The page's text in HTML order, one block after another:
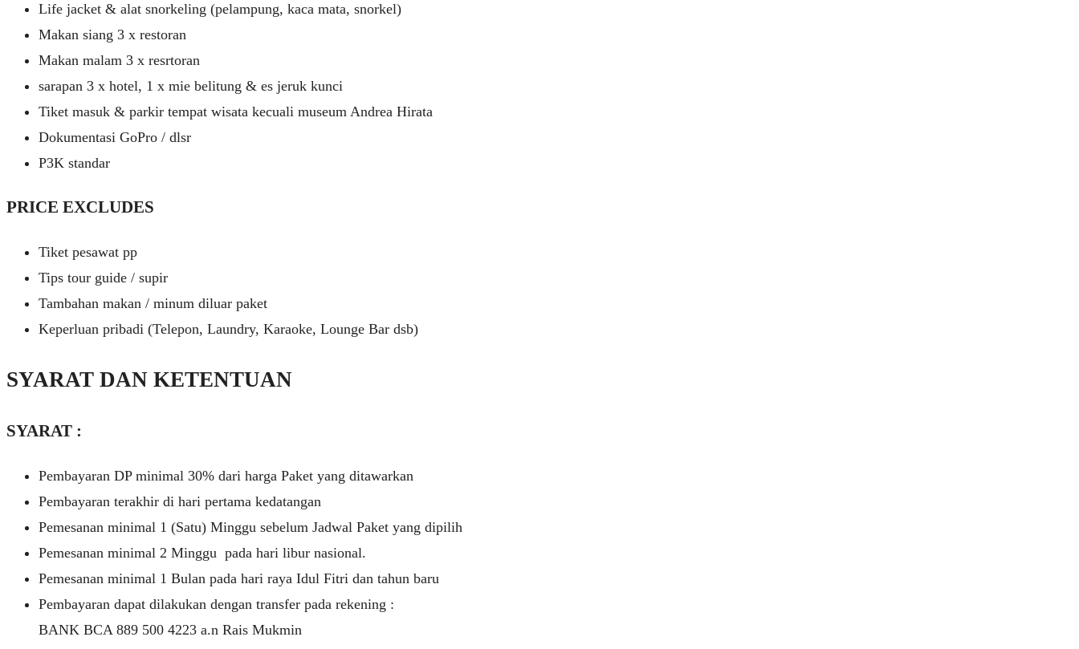
Life jacket & alat snorkeling (pelampung, kaca mata, snorkel)
Makan siang 3 x restoran
Makan malam 3 x resrtoran
sarapan 3 x hotel, 1 x mie belitung & es jeruk kunci
Tiket masuk & parkir tempat wisata kecuali museum Andrea Hirata
Dokumentasi GoPro / dlsr
P3K standar
PRICE EXCLUDES
Tiket pesawat pp
Tips tour guide / supir
Tambahan makan / minum diluar paket
Keperluan pribadi (Telepon, Laundry, Karaoke, Lounge Bar dsb)
SYARAT DAN KETENTUAN
SYARAT :
Pembayaran DP minimal 30% dari harga Paket yang ditawarkan
Pembayaran terakhir di hari pertama kedatangan
Pemesanan minimal 1 (Satu) Minggu sebelum Jadwal Paket yang dipilih
Pemesanan minimal 2 Minggu pada hari libur nasional.
Pemesanan minimal 1 Bulan pada hari raya Idul Fitri dan tahun baru
Pembayaran dapat dilakukan dengan transfer pada rekening :
BANK BCA 889 500 4223 a.n Rais Mukmin